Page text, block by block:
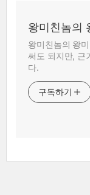
왕미친놈의
왕미친놈의 왕
써도 되지만, 근
다.
구독하기